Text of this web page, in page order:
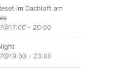
im Dachloft am
- 20:00
- 23:00